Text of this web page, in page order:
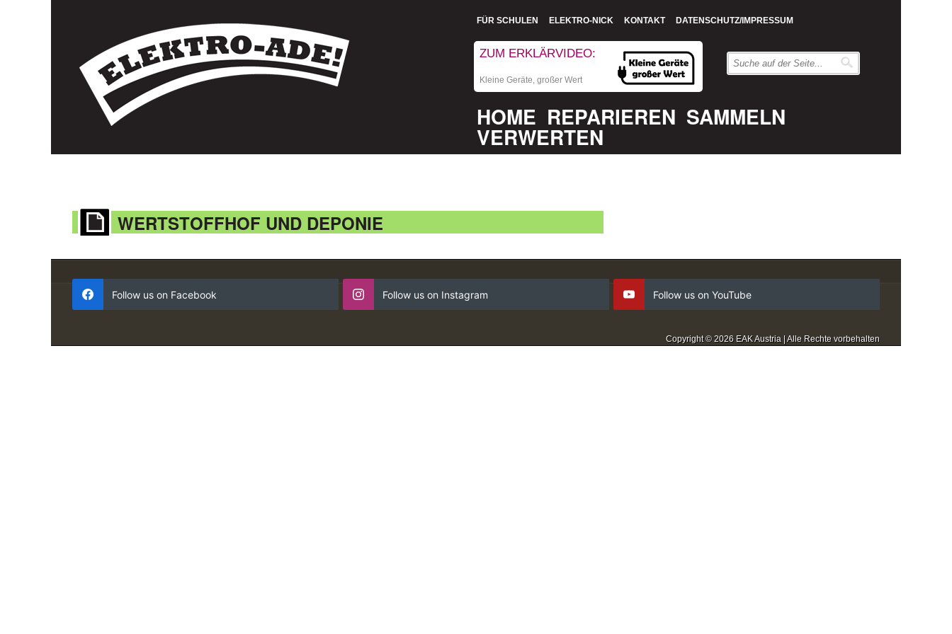
FÜR SCHULEN ELEKTRO-NICK KONTAKT DATENSCHUTZ/IMPRESSUM
ZUM ERKLÄRVIDEO:
Kleine Geräte, großer Wert
HOME REPARIEREN SAMMELN
VERWERTEN
WERTSTOFFHOF UND DEPONIE
Follow us on Facebook Follow us on Instagram Follow us on YouTube
Copyright © 2026 EAK Austria | Alle Rechte vorbehalten